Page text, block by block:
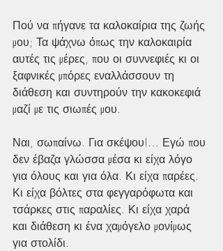
Πού να πήγανε τα καλοκαίρια της ζωής
μου; Τα ψάχνω όπως την καλοκαιρία
αυτές τις μέρες, που οι συννεφιές κι οι
ξαφνικές μπόρες εναλλάσσουν τη
διάθεση και συντηρούν την κακοκεφιά
μαζί με τις σιωπές μου.
Ναι, σωπαίνω. Για σκέψου!… Εγώ που
δεν έβαζα γλώσσα μέσα κι είχα λόγο
για όλους και για όλα. Κι είχα παρέες.
Κι είχα βόλτες στα φεγγαρόφωτα και
τσάρκες στις παραλίες. Κι είχα χαρά
και διάθεση κι ένα χαμόγελο μονίμως
για στολίδι.